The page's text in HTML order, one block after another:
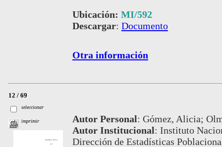
Ubicación: MI/592
Descargar: Documento
Otra información
12 / 69
seleccionar
imprimir Autor Personal: Gómez, Alicia;
Autor Institucional: Instituto
Dirección de Estadísticas